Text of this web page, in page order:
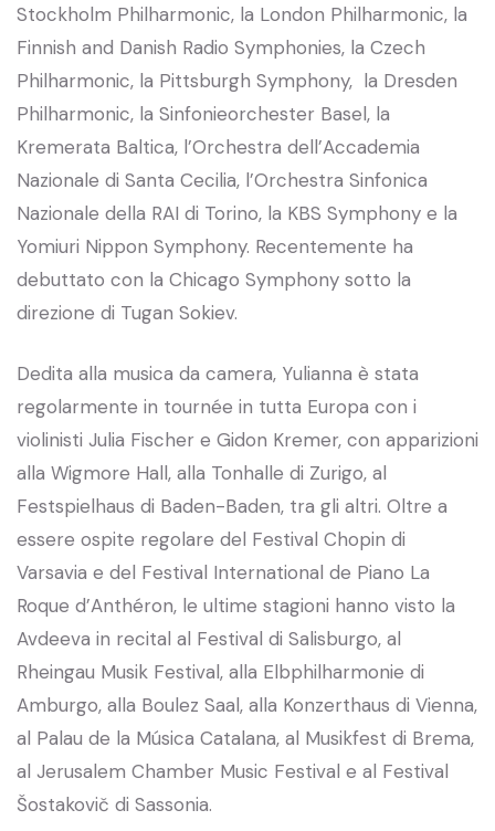
Stockholm Philharmonic, la London Philharmonic, la
Finnish and Danish Radio Symphonies, la Czech
Philharmonic, la Pittsburgh Symphony, la Dresden
Philharmonic, la Sinfonieorchester Basel, la
Kremerata Baltica, l’Orchestra dell’Accademia
Nazionale di Santa Cecilia, l’Orchestra Sinfonica
Nazionale della RAI di Torino, la KBS Symphony e la
Yomiuri Nippon Symphony. Recentemente ha
debuttato con la Chicago Symphony sotto la
direzione di Tugan Sokiev.
Dedita alla musica da camera, Yulianna è stata
regolarmente in tournée in tutta Europa con i
violinisti Julia Fischer e Gidon Kremer, con apparizioni
alla Wigmore Hall, alla Tonhalle di Zurigo, al
Festspielhaus di Baden-Baden, tra gli altri. Oltre a
essere ospite regolare del Festival Chopin di
Varsavia e del Festival International de Piano La
Roque d’Anthéron, le ultime stagioni hanno visto la
Avdeeva in recital al Festival di Salisburgo, al
Rheingau Musik Festival, alla Elbphilharmonie di
Amburgo, alla Boulez Saal, alla Konzerthaus di Vienna,
al Palau de la Música Catalana, al Musikfest di Brema,
al Jerusalem Chamber Music Festival e al Festival
Šostakovič di Sassonia.